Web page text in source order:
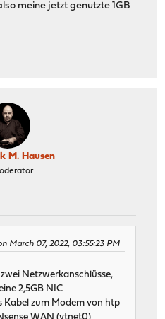
meine jetzt genutzte 1GB
M. Hausen
March 07, 2022, 03:55:23 PM
Netzwerkanschlüsse,
2,5GB NIC
Kabel zum Modem von htp